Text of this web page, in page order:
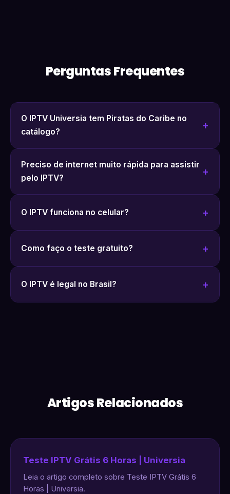
Perguntas Frequentes
O IPTV Universia tem Piratas do Caribe no
catálogo?
Preciso de internet muito rápida para assistir
pelo IPTV?
O IPTV funciona no celular?
Como faço o teste gratuito?
O IPTV é legal no Brasil?
Artigos Relacionados
Teste IPTV Grátis 6 Horas | Universia
Leia o artigo completo sobre Teste IPTV Grátis 6
Horas | Universia.